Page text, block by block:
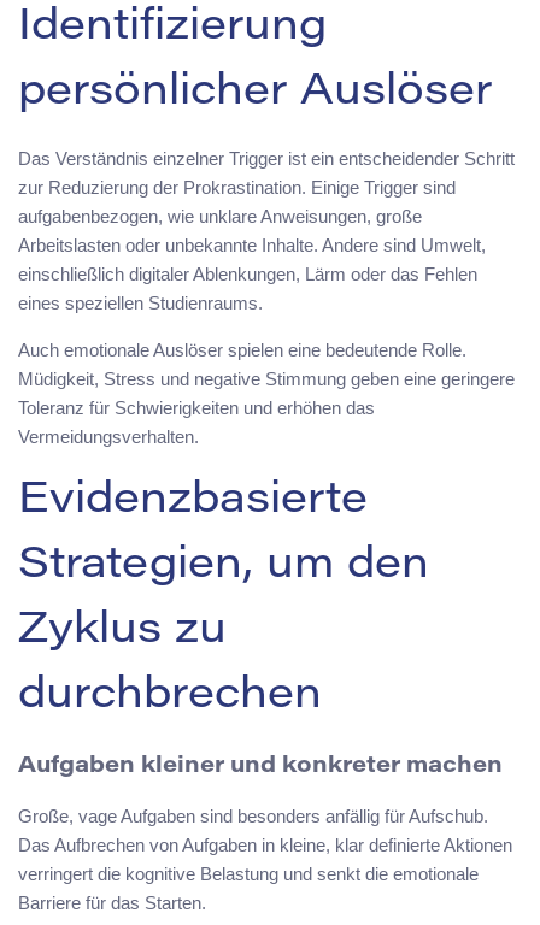
Identifizierung
persönlicher Auslöser
Das Verständnis einzelner Trigger ist ein entscheidender Schritt
zur Reduzierung der Prokrastination. Einige Trigger sind
aufgabenbezogen, wie unklare Anweisungen, große
Arbeitslasten oder unbekannte Inhalte. Andere sind Umwelt,
einschließlich digitaler Ablenkungen, Lärm oder das Fehlen
eines speziellen Studienraums.
Auch emotionale Auslöser spielen eine bedeutende Rolle.
Müdigkeit, Stress und negative Stimmung geben eine geringere
Toleranz für Schwierigkeiten und erhöhen das
Vermeidungsverhalten.
Evidenzbasierte
Strategien, um den
Zyklus zu
durchbrechen
Aufgaben kleiner und konkreter machen
Große, vage Aufgaben sind besonders anfällig für Aufschub.
Das Aufbrechen von Aufgaben in kleine, klar definierte Aktionen
verringert die kognitive Belastung und senkt die emotionale
Barriere für das Starten.